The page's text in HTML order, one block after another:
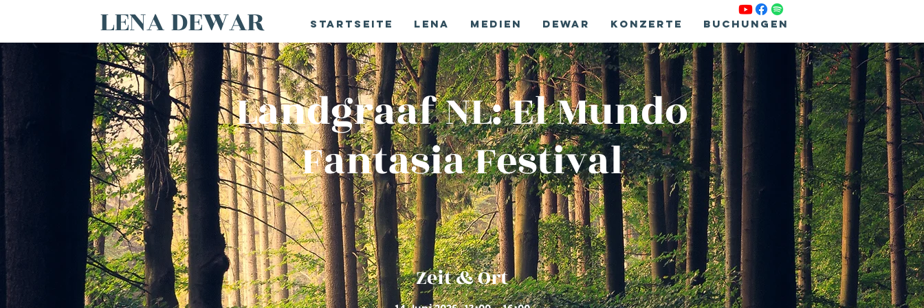
LENA DEWAR Startseite Lena Medien Dewar Konzerte Buchungen
Landgraaf NL: El Mundo
Fantasia Festival
Zeit & Ort